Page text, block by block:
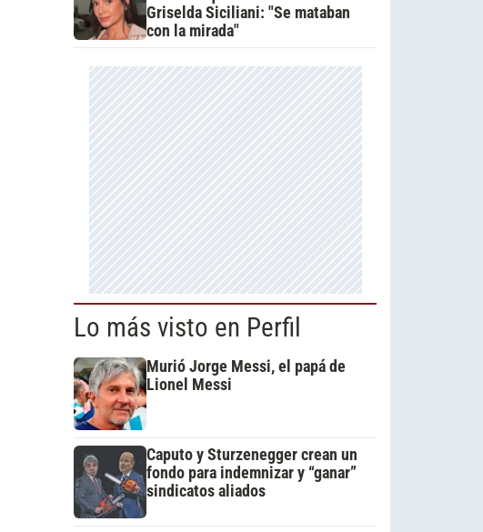
Griselda Siciliani: "Se mataban
con la mirada"
Lo más visto en Perfil
Murió Jorge Messi, el papá de
Lionel Messi
Caputo y Sturzenegger crean un
fondo para indemnizar y “ganar”
sindicatos aliados